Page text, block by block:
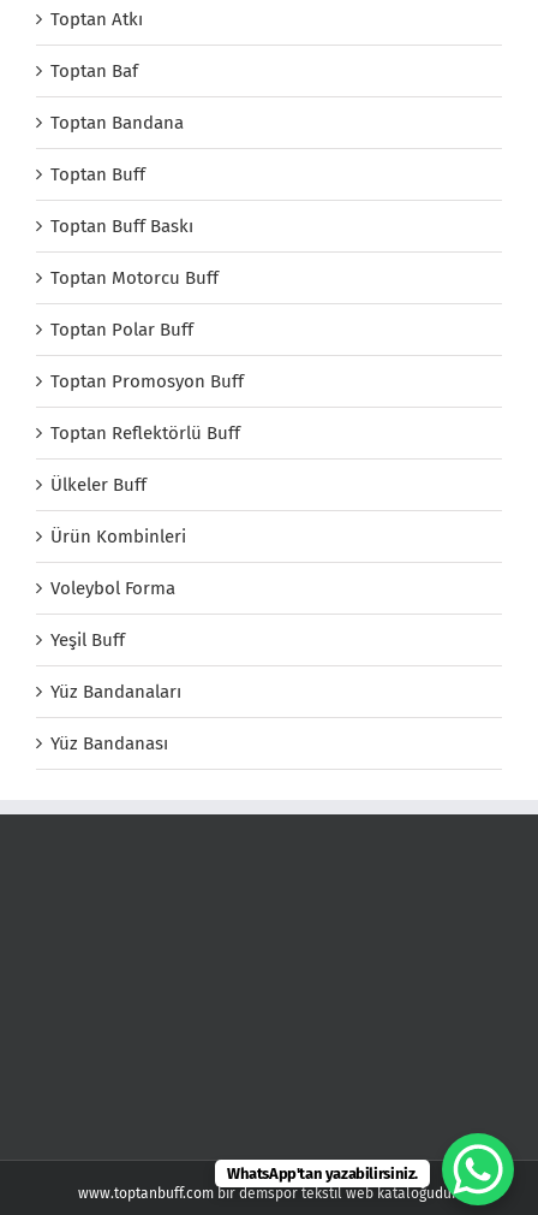
Toptan Atkı
Toptan Baf
Toptan Bandana
Toptan Buff
Toptan Buff Baskı
Toptan Motorcu Buff
Toptan Polar Buff
Toptan Promosyon Buff
Toptan Reflektörlü Buff
Ülkeler Buff
Ürün Kombinleri
Voleybol Forma
Yeşil Buff
Yüz Bandanaları
Yüz Bandanası
www.toptanbuff.com bir demspor tekstil web kataloğudur.
WhatsApp'tan yazabilirsiniz.